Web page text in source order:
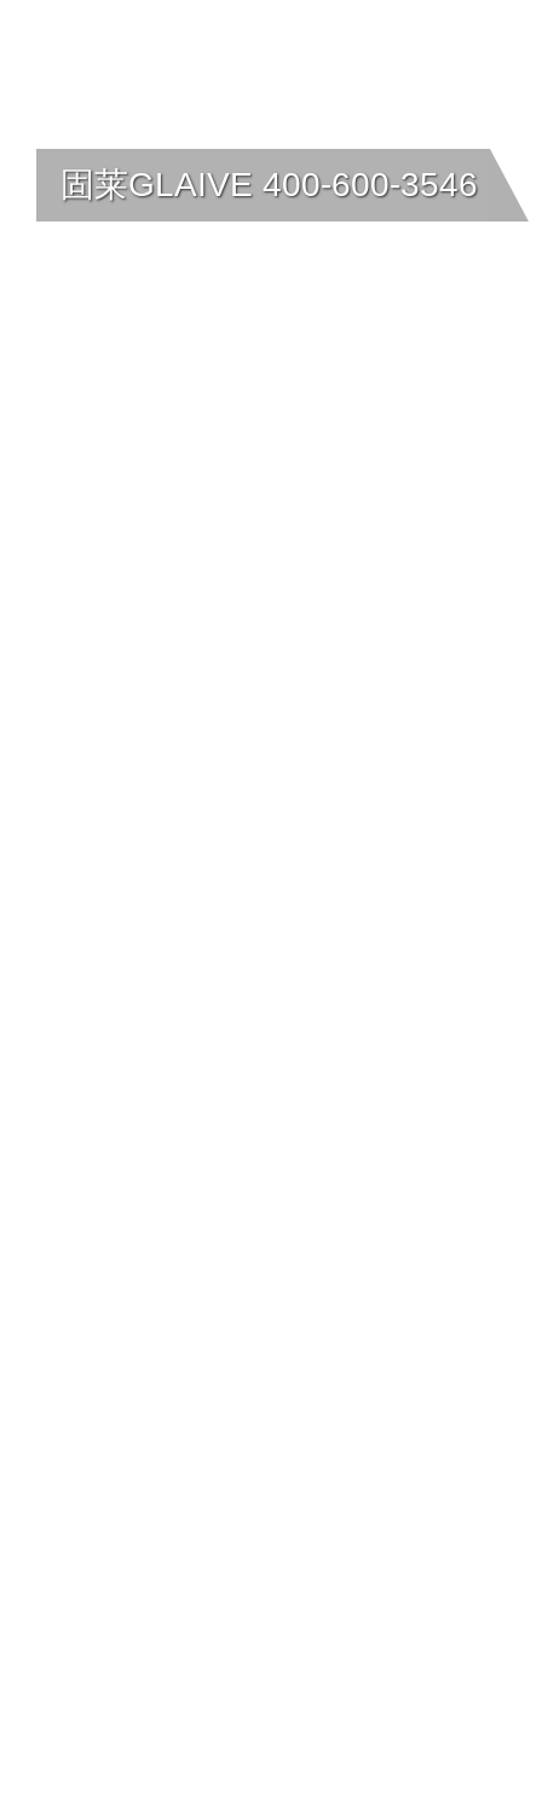
固莱GLAIVE 400-600-3546